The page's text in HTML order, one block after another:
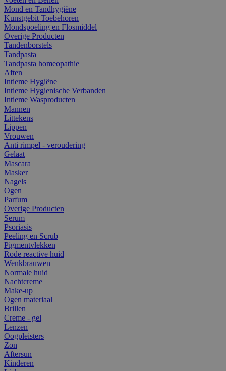
Mond en Tandhygiëne
Kunstgebit Toebehoren
Mondspoeling en Flosmiddel
Overige Producten
Tandenborstels
Tandpasta
Tandpasta homeopathie
Aften
Intieme Hygiëne
Intieme Hygienische Verbanden
Intieme Wasproducten
Mannen
Littekens
Lippen
Vrouwen
Anti rimpel - veroudering
Gelaat
Mascara
Masker
Nagels
Ogen
Parfum
Overige Producten
Serum
Psoriasis
Peeling en Scrub
Pigmentvlekken
Rode reactive huid
Wenkbrauwen
Normale huid
Nachtcreme
Make-up
Ogen materiaal
Brillen
Creme - gel
Lenzen
Oogpleisters
Zon
Aftersun
Kinderen